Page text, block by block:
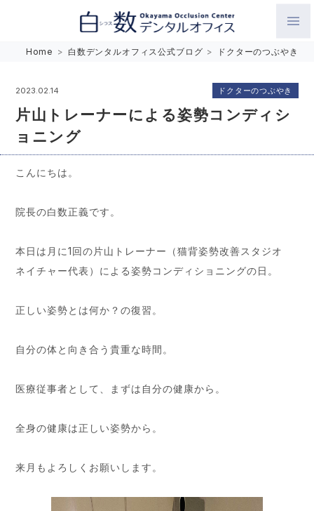
Home > 白数デンタルオフィス公式ブログ > ドクターのつぶやき
2023.02.14
片山トレーナーによる姿勢コンディシ
ョニング
ドクターのつぶやき
こんにちは。
院長の白数正義です。
本日は月に1回の片山トレーナー（猫背姿勢改善スタジオ
ネイチャー代表）による姿勢コンディショニングの日。
正しい姿勢とは何か？の復習。
自分の体と向き合う貴重な時間。
医療従事者として、まずは自分の健康から。
全身の健康は正しい姿勢から。
来月もよろしくお願いします。